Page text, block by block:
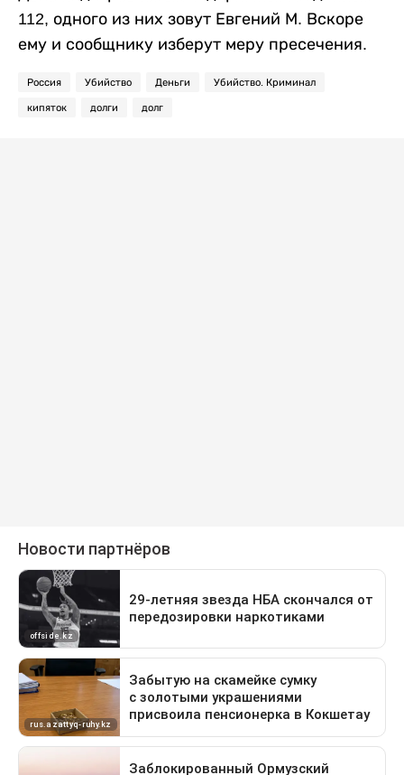
112, одного из них зовут Евгений М. Вскоре
ему и сообщнику изберут меру пресечения.
Россия Убийство Деньги Убийство. Криминал
кипяток долги долг